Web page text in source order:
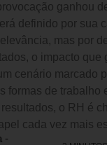
ganhou
definido por sua
mas por
o impacto que
cenário marcado
formas de trabalho
o RH é
cada vez mais
-